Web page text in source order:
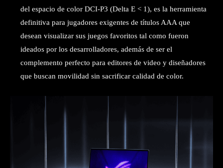
del espacio de color DCI-P3 (Delta E < 1), es la herramienta
definitiva para jugadores exigentes de títulos AAA que
desean visualizar sus juegos favoritos tal como fueron
ideados por los desarrolladores, además de ser el
complemento perfecto para editores de video y diseñadores
que buscan movilidad sin sacrificar calidad de color.